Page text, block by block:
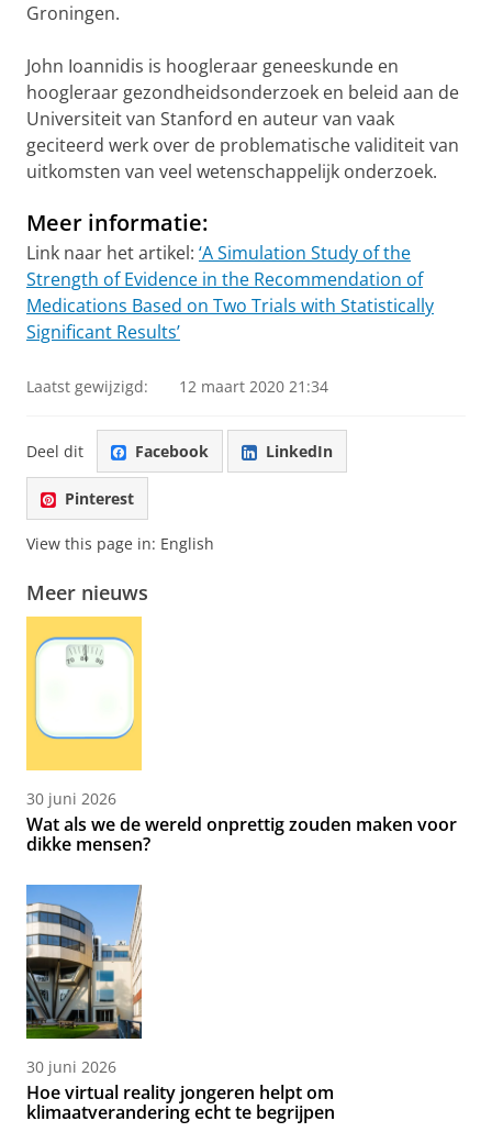
Groningen.
John Ioannidis is hoogleraar geneeskunde en
hoogleraar gezondheidsonderzoek en beleid aan de
Universiteit van Stanford en auteur van vaak
geciteerd werk over de problematische validiteit van
uitkomsten van veel wetenschappelijk onderzoek.
Meer informatie:
Link naar het artikel: ‘A Simulation Study of the
Strength of Evidence in the Recommendation of
Medications Based on Two Trials with Statistically
Significant Results’
Laatst gewijzigd: 12 maart 2020 21:34
Deel dit Facebook LinkedIn
Pinterest
View this page in: English
Meer nieuws
30 juni 2026
Wat als we de wereld onprettig zouden maken voor
dikke mensen?
30 juni 2026
Hoe virtual reality jongeren helpt om
klimaatverandering echt te begrijpen